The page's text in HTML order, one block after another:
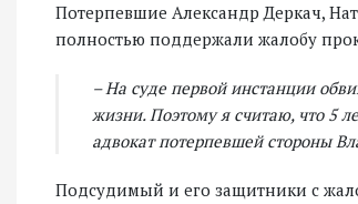
Потерпевшие Александр Деркач,
полностью поддержали жалобу
– На суде первой инстанции
жизни. Поэтому я считаю, что 5
адвокат потерпевшей стороны
Подсудимый и его защитники с